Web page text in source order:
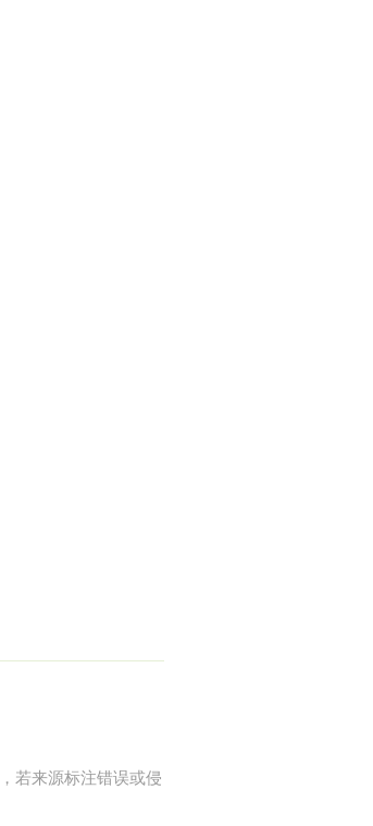
若来源标注错误或侵